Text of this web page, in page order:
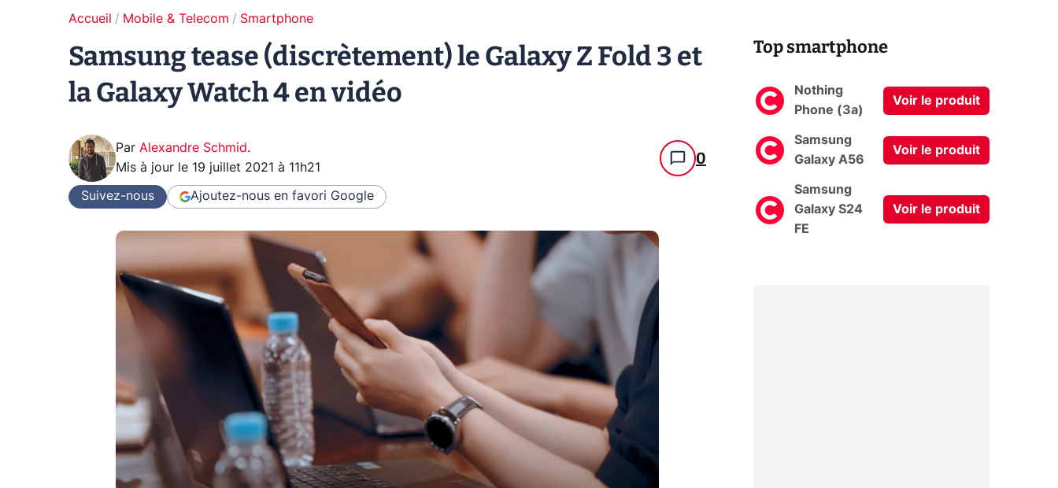
Accueil Mobile & Telecom Smartphone
Samsung tease (discrètement) le Galaxy Z Fold 3 et
la Galaxy Watch 4 en vidéo
Par Alexandre Schmid.
Mis à jour le 19 juillet 2021 à 11h21 0
Suivez-nous Ajoutez-nous en favori Google
Top smartphone
Nothing
Phone (3a)
Voir le produit
Samsung
Galaxy A56
Voir le produit
Samsung
Galaxy S24
FE
Voir le produit